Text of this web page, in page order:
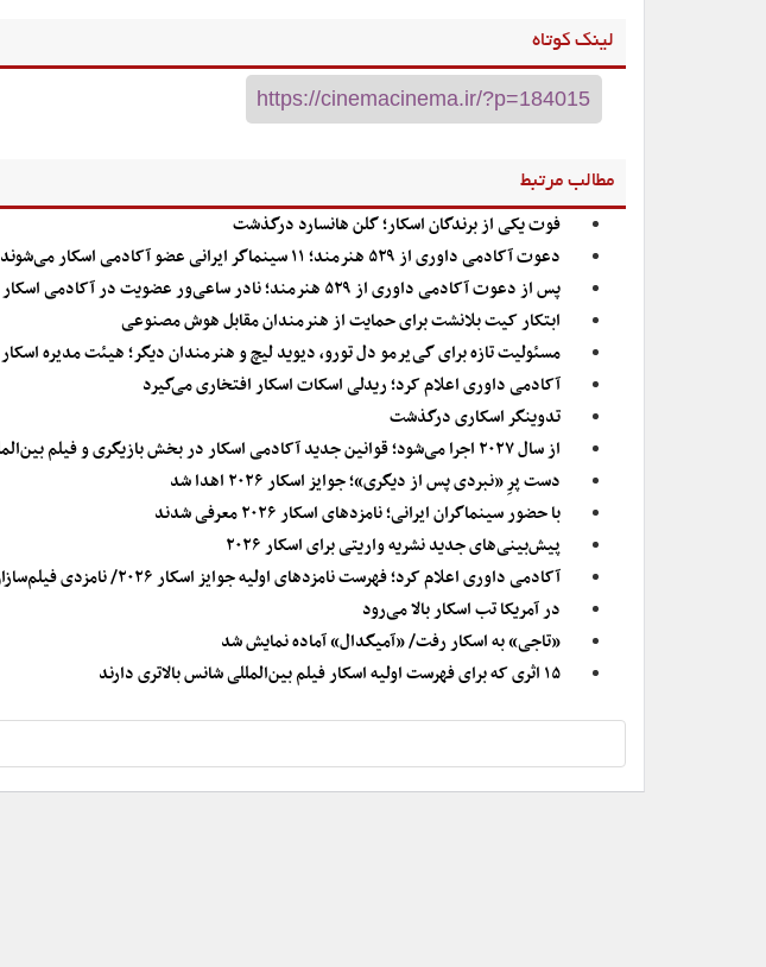
لینک کوتاه
مطالب مرتبط
فوت یکی از برندگان اسکار؛ گلن هانسارد درگذشت
دعوت آکادمی داوری از ۵۲۹ هنرمند؛ ۱۱ سینماگر ایرانی عضو آکادمی اسکار می‌شوند
پس از دعوت آکادمی داوری از ۵۲۹ هنرمند؛ نادر ساعی‌ور عضویت در آکادمی اسکار را نپذیرفت
ابتکار کیت بلانشت برای حمایت از هنرمندان مقابل هوش مصنوعی
مسئولیت تازه برای گی‌یرمو دل تورو، دیوید لیچ و هنرمندان دیگر؛ هیئت مدیره اسکار ۲۰۲۶-۲۰۲۷ معرفی شد
آکادمی داوری اعلام کرد؛ ریدلی اسکات اسکار افتخاری می‌گیرد
تدوینگر اسکاری درگذشت
از سال ۲۰۲۷ اجرا می‌شود؛ قوانین جدید آکادمی اسکار در بخش بازیگری و فیلم بین‌المللی
دست پرِ «نبردی پس از دیگری»؛ جوایز اسکار ۲۰۲۶ اهدا شد
با حضور سینماگران ایرانی؛ نامزدهای اسکار ۲۰۲۶ معرفی شدند
پیش‌بینی‌های جدید نشریه واریتی برای اسکار ۲۰۲۶
آکادمی داوری اعلام کرد؛ فهرست نامزدهای اولیه جوایز اسکار ۲۰۲۶/ نامزدی فیلم‌سازان ایرانی در دو بخش
در آمریکا تب اسکار بالا می‌رود
«تاجی» به اسکار رفت/ «آمیگدال» آماده نمایش شد
‌۱۵ اثری که برای فهرست اولیه اسکار فیلم بین‌المللی شانس بالاتری دارند